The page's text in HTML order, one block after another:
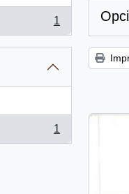
1
1